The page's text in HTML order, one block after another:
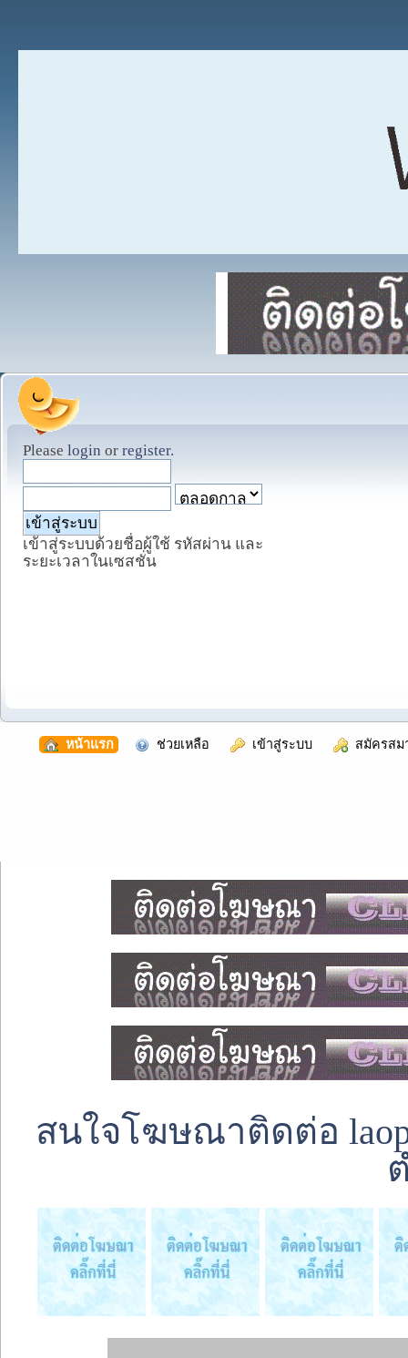
Please login or register.
เข้าสู่ระบบด้วยชื่อผู้ใช้ รหัสผ่าน และ
ระยะเวลาในเซสชั่น
หน้าแรก ช่วยเหลือ เข้าสู่ระบบ สมัครสม
สนใจโฆษณาติดต่อ